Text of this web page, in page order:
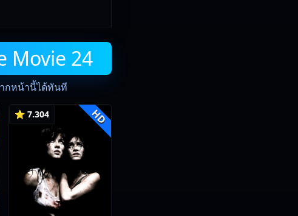
Movie 24
ากหน้านี้ได้ทันที
⭐ 7.304 HD